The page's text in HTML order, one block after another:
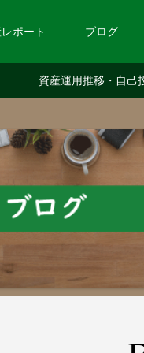
ポート ブログ
資産運用推移・自己